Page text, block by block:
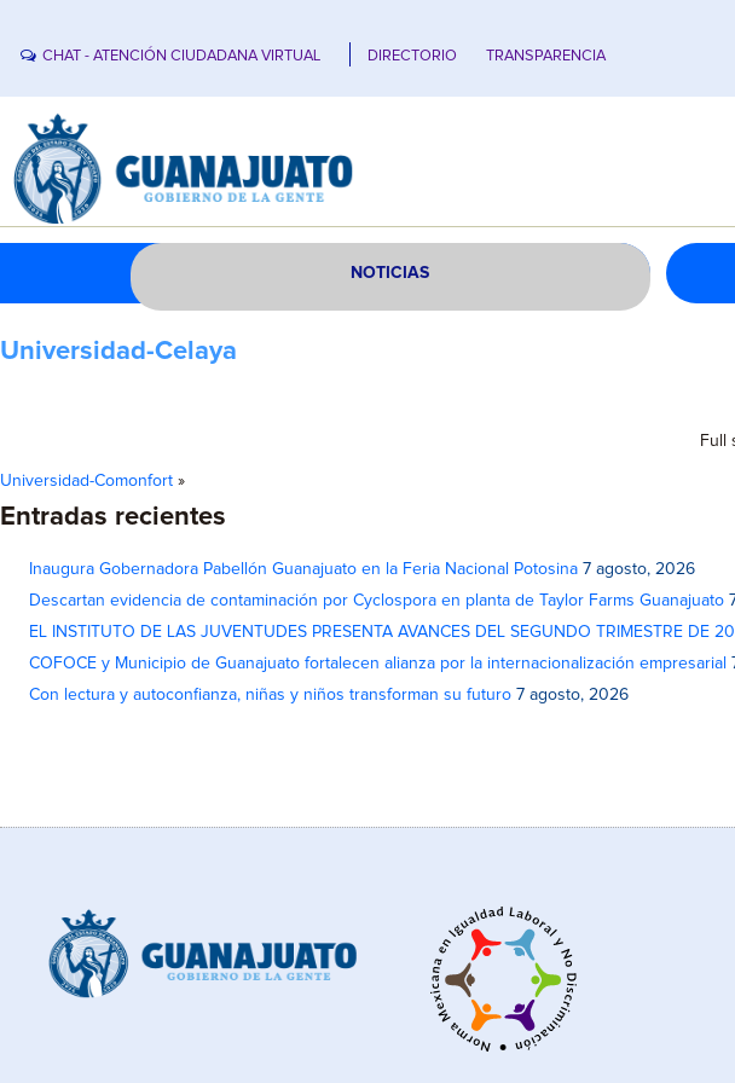
CHAT - ATENCIÓN CIUDADANA VIRTUAL DIRECTORIO TRANSPARENCIA
NOTICIAS
Universidad-Celaya
Full
Universidad-Comonfort »
Entradas recientes
Inaugura Gobernadora Pabellón Guanajuato en la Feria Nacional Potosina 7 agosto, 2026
Descartan evidencia de contaminación por Cyclospora en planta de Taylor Farms Guanajuato
EL INSTITUTO DE LAS JUVENTUDES PRESENTA AVANCES DEL SEGUNDO TRIMESTRE DE
COFOCE y Municipio de Guanajuato fortalecen alianza por la internacionalización empresarial
Con lectura y autoconfianza, niñas y niños transforman su futuro 7 agosto, 2026